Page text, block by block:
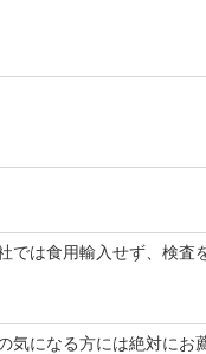
は食用輸入せず、検
になる方には絶対に